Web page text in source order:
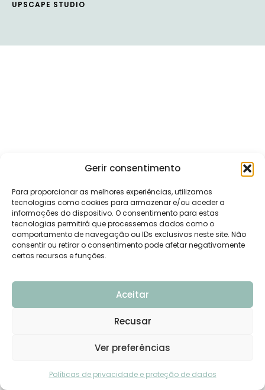
Gerir consentimento
Para proporcionar as melhores experiências, utilizamos
tecnologias como cookies para armazenar e/ou aceder a
informações do dispositivo. O consentimento para estas
tecnologias permitirá que processemos dados como o
comportamento de navegação ou IDs exclusivos neste site. Não
consentir ou retirar o consentimento pode afetar negativamente
certos recursos e funções.
Aceitar
Recusar
Ver preferências
Políticas de privacidade e proteção de dados
UPSCAPE STUDIO
Precisas de ajuda?